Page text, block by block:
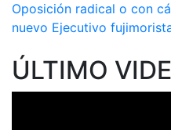
Oposición radical o con
nuevo Ejecutivo
ÚLTIMO